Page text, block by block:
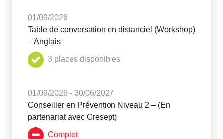
01/09/2026
Table de conversation en distanciel (Workshop)
– Anglais
3 places disponibles
01/09/2026 - 30/06/2027
Conseiller en Prévention Niveau 2 – (En
partenariat avec Cresept)
Complet